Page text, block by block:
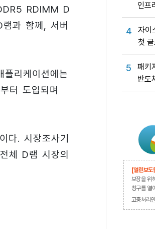
RDIMM D
과 함께, 서버
리케이션에는
터 도입되며
다. 시장조사기
체 D램 시장의
인프
4
자이
첫
5
패키
반도
성과
[열린보도
보장을 위
창구를 열
고충처